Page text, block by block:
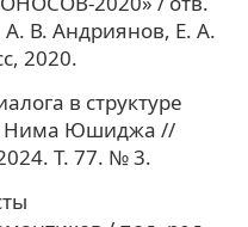
В. Андриянов, Е. А.
2020.
в структуре
Нима Юшиджа //
Т. 77. № 3.